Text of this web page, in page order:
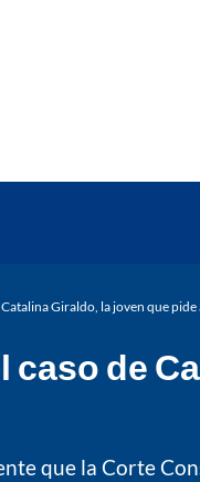
Giraldo, la joven que
caso de
que la Corte